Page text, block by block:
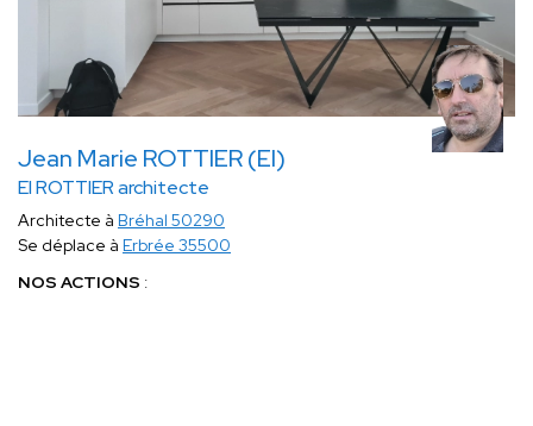
Jean Marie ROTTIER (EI)
EI ROTTIER architecte
Architecte à Bréhal 50290
Se déplace à Erbrée 35500
NOS ACTIONS :